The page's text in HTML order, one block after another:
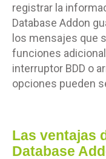
registrar la
Database Addon
los mensajes que
funciones
interruptor BDD o
opciones pueden
Las ventajas
Database